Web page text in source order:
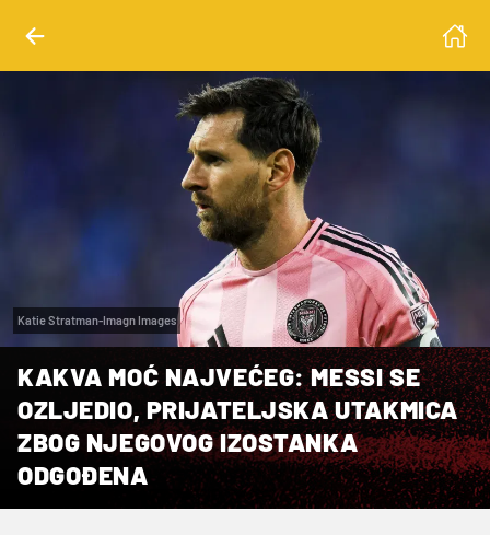
Katie Stratman-Imagn Images
KAKVA MOĆ NAJVEĆEG: MESSI SE
OZLJEDIO, PRIJATELJSKA UTAKMICA
ZBOG NJEGOVOG IZOSTANKA
ODGOĐENA